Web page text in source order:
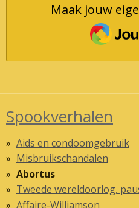
Maak jouw
JouwWeb
Spookverhalen
Aids en condoomgebruik
Misbruikschandalen
Abortus
Tweede wereldoorlog,
Affaire-Williamson